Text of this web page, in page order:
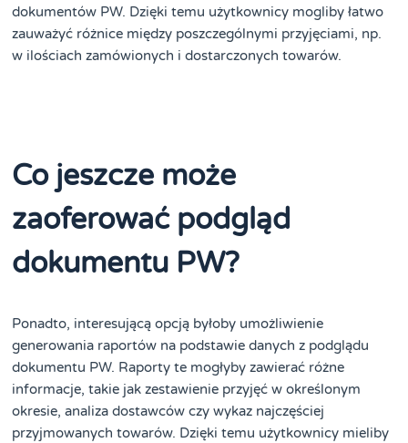
dokumentów PW. Dzięki temu użytkownicy mogliby łatwo
zauważyć różnice między poszczególnymi przyjęciami, np.
w ilościach zamówionych i dostarczonych towarów.
Co jeszcze może
zaoferować podgląd
dokumentu PW?
Ponadto, interesującą opcją byłoby umożliwienie
generowania raportów na podstawie danych z podglądu
dokumentu PW. Raporty te mogłyby zawierać różne
informacje, takie jak zestawienie przyjęć w określonym
okresie, analiza dostawców czy wykaz najczęściej
przyjmowanych towarów. Dzięki temu użytkownicy mieliby